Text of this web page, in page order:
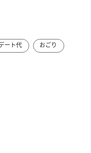
ート代
おごり